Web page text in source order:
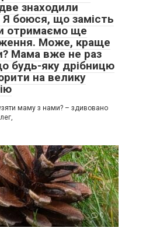
знаходили
Я боюся, що замість
отримаємо ще
Може, краще
Мама вже не раз
будь-яку дрібницю
на велику
маму з нами? – здивовано
0